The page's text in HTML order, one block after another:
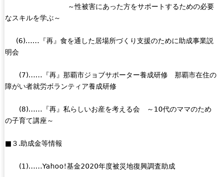
～性被害にあった方をサポートするための必要
なスキルを学ぶ～
(6)……『再』食を通した居場所づくり支援のために助成事業説
明会
(7)……『再』那覇市ジョブサポーター養成研修 那覇市在住の
障がい者就労ボランティア養成研修
(8)……『再』私らしいお産を考える会 ～10代のママのため
の子育て講座～
■３.助成金等情報
(1)……Yahoo!基金2020年度被災地復興調査助成